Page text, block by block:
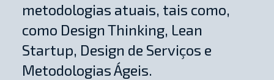
metodologias atuais, tais como,
como Design Thinking, Lean
Startup, Design de Serviços e
Metodologias Ágeis.